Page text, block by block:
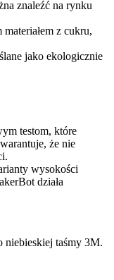
znaleźć na rynku
z cukru,
jako ekologicznie
testom, które
że nie
wysokości
działa
niebieskiej taśmy 3M.